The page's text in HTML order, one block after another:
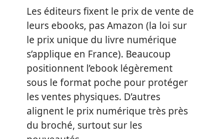
Les éditeurs fixent le prix de vente de
leurs ebooks, pas Amazon (la loi sur
le prix unique du livre numérique
s’applique en France). Beaucoup
positionnent l’ebook légèrement
sous le format poche pour protéger
les ventes physiques. D’autres
alignent le prix numérique très près
du broché, surtout sur les